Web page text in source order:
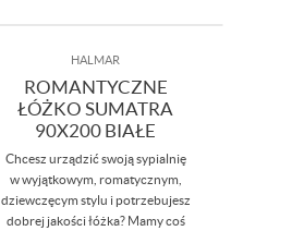
HALMAR
ROMANTYCZNE
ŁÓŻKO SUMATRA
90X200 BIAŁE
Chcesz urządzić swoją sypialnię
w wyjątkowym, romatycznym,
dziewczęcym stylu i potrzebujesz
dobrej jakości łóżka? Mamy coś